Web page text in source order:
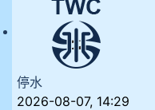
停水
2026-08-07, 14:29